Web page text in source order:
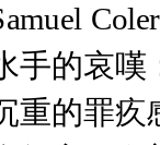
手的哀
重的罪